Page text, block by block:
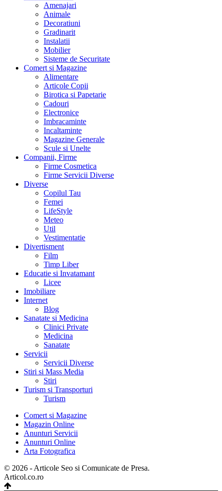
Amenajari
Animale
Decoratiuni
Gradinarit
Instalatii
Mobilier
Sisteme de Securitate
Comert si Magazine
Alimentare
Articole Copii
Birotica si Papetarie
Cadouri
Electronice
Imbracaminte
Incaltaminte
Magazine Generale
Scule si Unelte
Companii, Firme
Firme Cosmetica
Firme Servicii Diverse
Diverse
Copilul Tau
Femei
LifeStyle
Meteo
Util
Vestimentatie
Divertisment
Film
Timp Liber
Educatie si Invatamant
Licee
Imobiliare
Internet
Blog
Sanatate si Medicina
Clinici Private
Medicina
Sanatate
Servicii
Servicii Diverse
Stiri si Mass Media
Stiri
Turism si Transporturi
Turism
Comert si Magazine
Magazin Online
Anunturi Servicii
Anunturi Online
Arta Fotografica
© 2026 - Articole Seo si Comunicate de Presa.
Articol.co.ro